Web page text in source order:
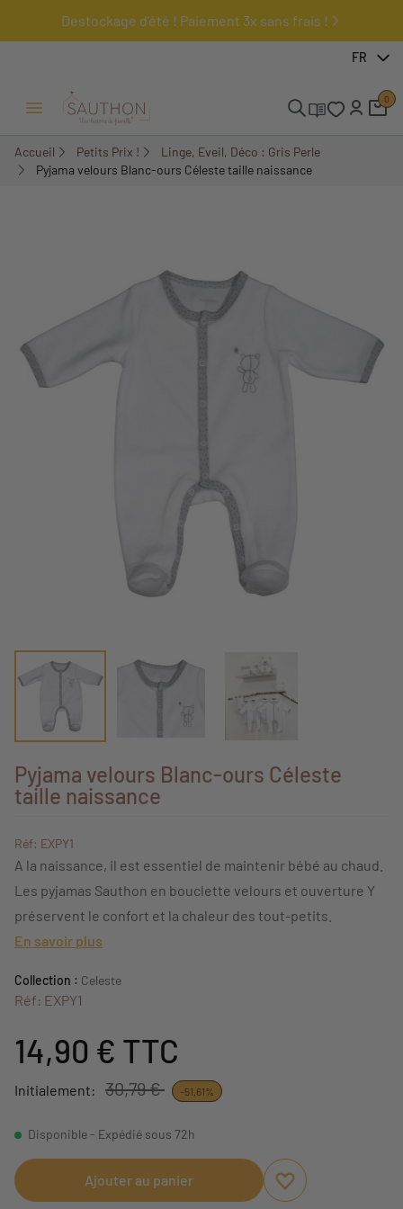
Destockage d'été ! Paiement 3x sans frais !
FR
Ouvrir/Fermer menu
0
Accueil Petits Prix !
Linge, Eveil, Déco : Gris Perle
Pyjama velours Blanc-ours Céleste taille naissance
-51,61%
Pyjama velours Blanc-ours Céleste
taille naissance
Réf: EXPY1
A la naissance, il est essentiel de maintenir bébé au chaud.
Les pyjamas Sauthon en bouclette velours et ouverture Y
préservent le confort et la chaleur des tout-petits.
En savoir plus
Collection : Celeste
Réf: EXPY1
14,90 € TTC
Initialement: 30,79 € -51,61%
Disponible - Expédié sous 72h
Ajouter au panier
Ajouter aux favoris
Supprimer des